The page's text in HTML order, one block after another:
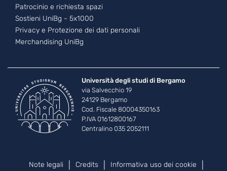
Patrocinio e richiesta spazi
Sostieni UniBg - 5x1000
Privacy e Protezione dei dati personali
Merchandising UniBg
Università degli studi di Bergamo
via Salvecchio 19
24129 Bergamo
Cod. Fiscale 80004350163
P.IVA 01612800167
Centralino 035 2052111
Piè di pagina
Note legali Credits Informativa uso dei cookie